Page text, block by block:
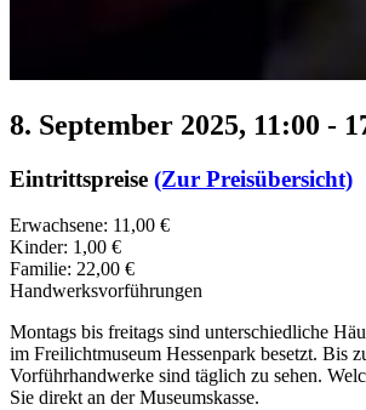
8. September 2025, 11:00 -
Eintrittspreise (Zur Preisübersicht)
Erwachsene: 11,00 €
Kinder: 1,00 €
Familie: 22,00 €
Handwerksvorführungen
Montags bis freitags sind unterschiedliche
im Freilichtmuseum Hessenpark besetzt. Bis
Vorführhandwerke sind täglich zu sehen.
Sie direkt an der Museumskasse.